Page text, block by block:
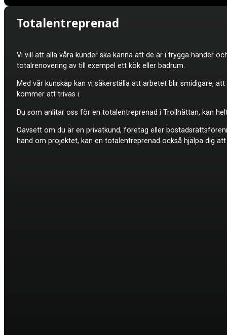
Totalentreprenad
Vi vill att alla våra kunder ska känna att de är i trygga händer
totalrenovering av till exempel ett kök eller badrum.
Med vår kunskap kan vi säkerställa att arbetet blir smidigare,
kommer att trivas i.
Du som anlitar oss för en totalentreprenad i Trollhättan, kan
Oavsett om du är en privatkund, företag eller
hand om projektet, kan en totalentreprenad också hjälpa dig